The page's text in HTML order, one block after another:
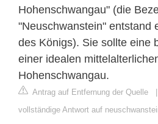
Hohenschwangau" (die
"Neuschwanstein" entstand
des Königs). Sie sollte eine
einer idealen
Hohenschwangau.
Antrag auf Entfernung der Quelle
vollständige Antwort auf